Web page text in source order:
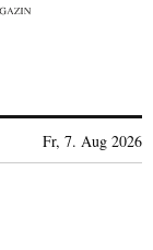
Fr, 7. Aug 2026